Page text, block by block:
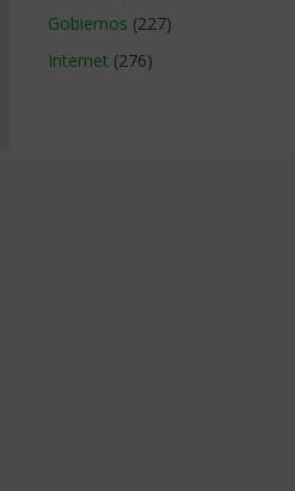
Gobiernos (227)
Internet (276)